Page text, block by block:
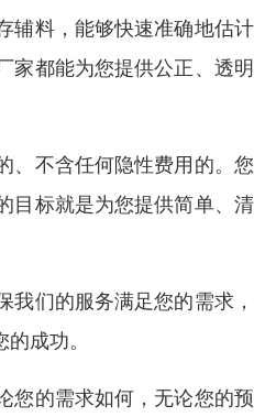
辅料，能够快速准确地估
家都能为您提供公正、透
、不含任何隐性费用的。
目标就是为您提供简单、
我们的服务满足您的需求
成功。
您的需求如何，无论您的